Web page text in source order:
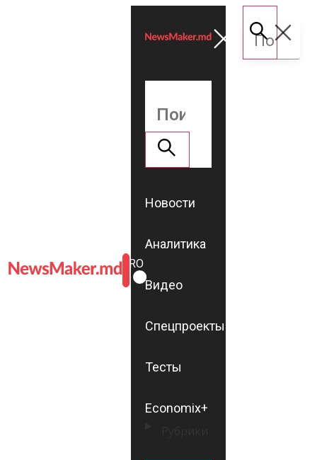
ROMÂNĂ
RU
Новости
Аналитика
Видео
Спецпроекты
Тесты
Economix+